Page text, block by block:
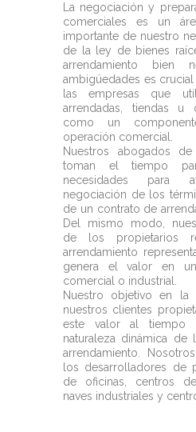
La negociación y
comerciales es un
importante de nuestro
de la ley de bienes
arrendamiento bien
ambigüedades es
las empresas que
arrendadas, tiendas u
como un
operación comercial.
Nuestros abogados
toman el tiempo
necesidades para
negociación de los
de un contrato de
Del mismo modo,
de los propietarios
arrendamiento
genera el valor en
comercial o industrial.
Nuestro objetivo en la
nuestros clientes
este valor al tiempo
naturaleza dinámica de
arrendamiento.
los desarrolladores de
de oficinas, centros
naves industriales y